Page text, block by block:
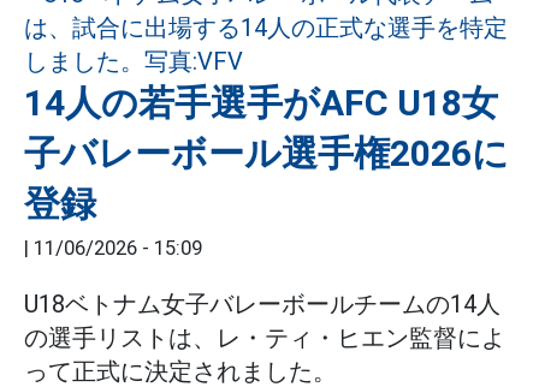
14人の若手選手がAFC U18女
子バレーボール選手権2026に
登録
| 11/06/2026 - 15:09
U18ベトナム女子バレーボールチームの14人
の選手リストは、レ・ティ・ヒエン監督によ
って正式に決定されました。